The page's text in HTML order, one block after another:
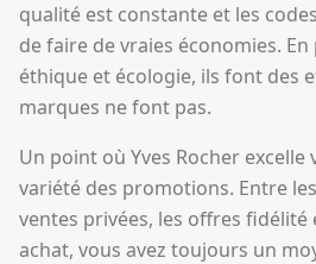
qualité est constante et les
de faire de vraies économies.
éthique et écologie, ils font des
marques ne font pas.
Un point où Yves Rocher excelle
variété des promotions. Entre
ventes privées, les offres fidélité
achat, vous avez toujours un